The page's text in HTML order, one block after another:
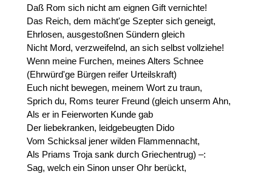
Daß Rom sich nicht am eignen Gift vernichte!
Das Reich, dem mächt'ge Szepter sich geneigt,
Ehrlosen, ausgestoßnen Sündern gleich
Nicht Mord, verzweifelnd, an sich selbst vollziehe!
Wenn meine Furchen, meines Alters Schnee
(Ehrwürd'ge Bürgen reifer Urteilskraft)
Euch nicht bewegen, meinem Wort zu traun,
Sprich du, Roms teurer Freund (gleich unserm Ahn,
Als er in Feierworten Kunde gab
Der liebekranken, leidgebeugten Dido
Vom Schicksal jener wilden Flammennacht,
Als Priams Troja sank durch Griechentrug) –:
Sag, welch ein Sinon unser Ohr berückt,